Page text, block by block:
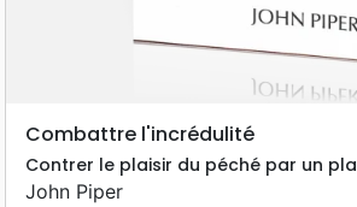
Combattre l'incrédulité
Contrer le plaisir du péché par un
John Piper